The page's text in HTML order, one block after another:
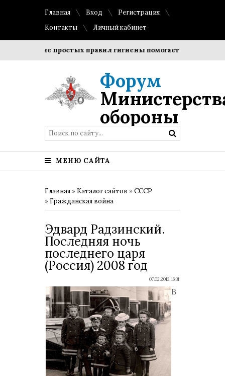
Главная Вход
Регистрация
Контакты
Личный кабинет
простых правил гигиены помогает сохранить
Форум
обороны
МЕНЮ САЙТА
Главная » Каталог сайтов »СССР
» Гражданская война
Эдвард Радзинский.
Последняя ночь
последнего царя
(Россия) 2008 год
07.02.2013, 16:31
В